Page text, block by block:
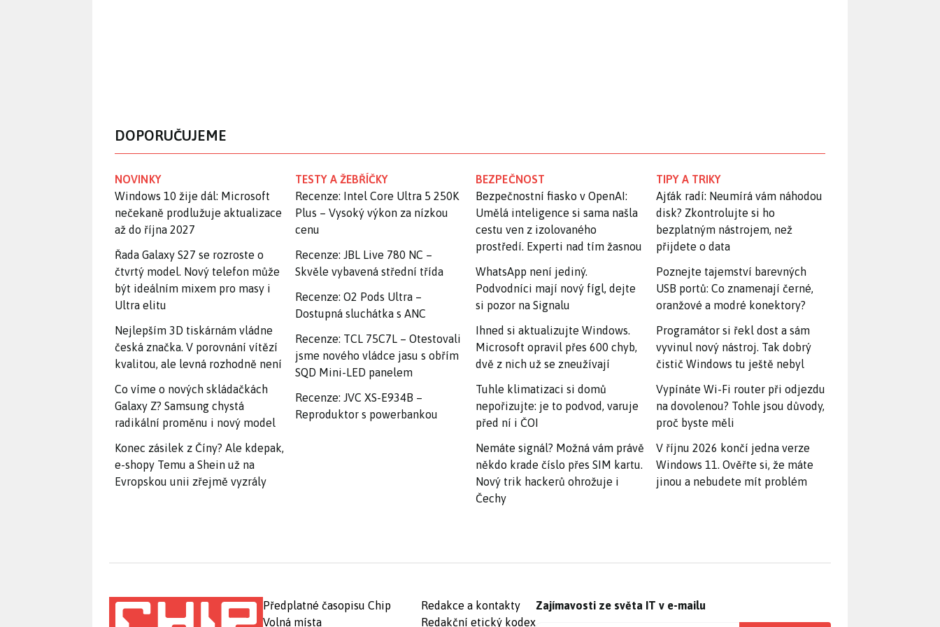
DOPORUČUJEME
NOVINKY
Windows 10 žije dál: Microsoft
nečekaně prodlužuje aktualizace
až do října 2027
Řada Galaxy S27 se rozroste o
čtvrtý model. Nový telefon může
být ideálním mixem pro masy i
Ultra elitu
Nejlepším 3D tiskárnám vládne
česká značka. V porovnání vítězí
kvalitou, ale levná rozhodně není
Co víme o nových skládačkách
Galaxy Z? Samsung chystá
radikální proměnu i nový model
Konec zásilek z Číny? Ale kdepak,
e-shopy Temu a Shein už na
Evropskou unii zřejmě vyzrály
TESTY A ŽEBŘÍČKY
Recenze: Intel Core Ultra 5 250K
Plus – Vysoký výkon za nízkou
cenu
Recenze: JBL Live 780 NC –
Skvěle vybavená střední třída
Recenze: O2 Pods Ultra –
Dostupná sluchátka s ANC
Recenze: TCL 75C7L – Otestovali
jsme nového vládce jasu s obřím
SQD Mini-LED panelem
Recenze: JVC XS-E934B –
Reproduktor s powerbankou
BEZPEČNOST
Bezpečnostní fiasko v OpenAI:
Umělá inteligence si sama našla
cestu ven z izolovaného
prostředí. Experti nad tím žasnou
WhatsApp není jediný.
Podvodníci mají nový fígl, dejte
si pozor na Signalu
Ihned si aktualizujte Windows.
Microsoft opravil přes 600 chyb,
dvě z nich už se zneužívají
Tuhle klimatizaci si domů
nepořizujte: je to podvod, varuje
před ní i ČOI
Nemáte signál? Možná vám právě
někdo krade číslo přes SIM kartu.
Nový trik hackerů ohrožuje i
Čechy
TIPY A TRIKY
Ajťák radí: Neumírá vám náhodou
disk? Zkontrolujte si ho
bezplatným nástrojem, než
přijdete o data
Poznejte tajemství barevných
USB portů: Co znamenají černé,
oranžové a modré konektory?
Programátor si řekl dost a sám
vyvinul nový nástroj. Tak dobrý
čistič Windows tu ještě nebyl
Vypínáte Wi-Fi router při odjezdu
na dovolenou? Tohle jsou důvody,
proč byste měli
V říjnu 2026 končí jedna verze
Windows 11. Ověřte si, že máte
jinou a nebudete mít problém
Předplatné časopisu Chip
Volná místa
Redakce a kontakty
Redakční etický kodex
Zajímavosti ze světa IT v e-mailu